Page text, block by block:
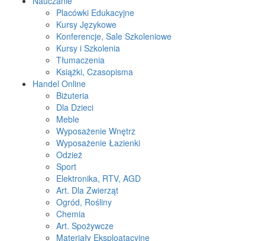
Placówki Edukacyjne
Kursy Językowe
Konferencje, Sale Szkoleniowe
Kursy i Szkolenia
Tłumaczenia
Książki, Czasopisma
Handel Online
Biżuteria
Dla Dzieci
Meble
Wyposażenie Wnętrz
Wyposażenie Łazienki
Odzież
Sport
Elektronika, RTV, AGD
Art. Dla Zwierząt
Ogród, Rośliny
Chemia
Art. Spożywcze
Materiały Eksploatacyjne